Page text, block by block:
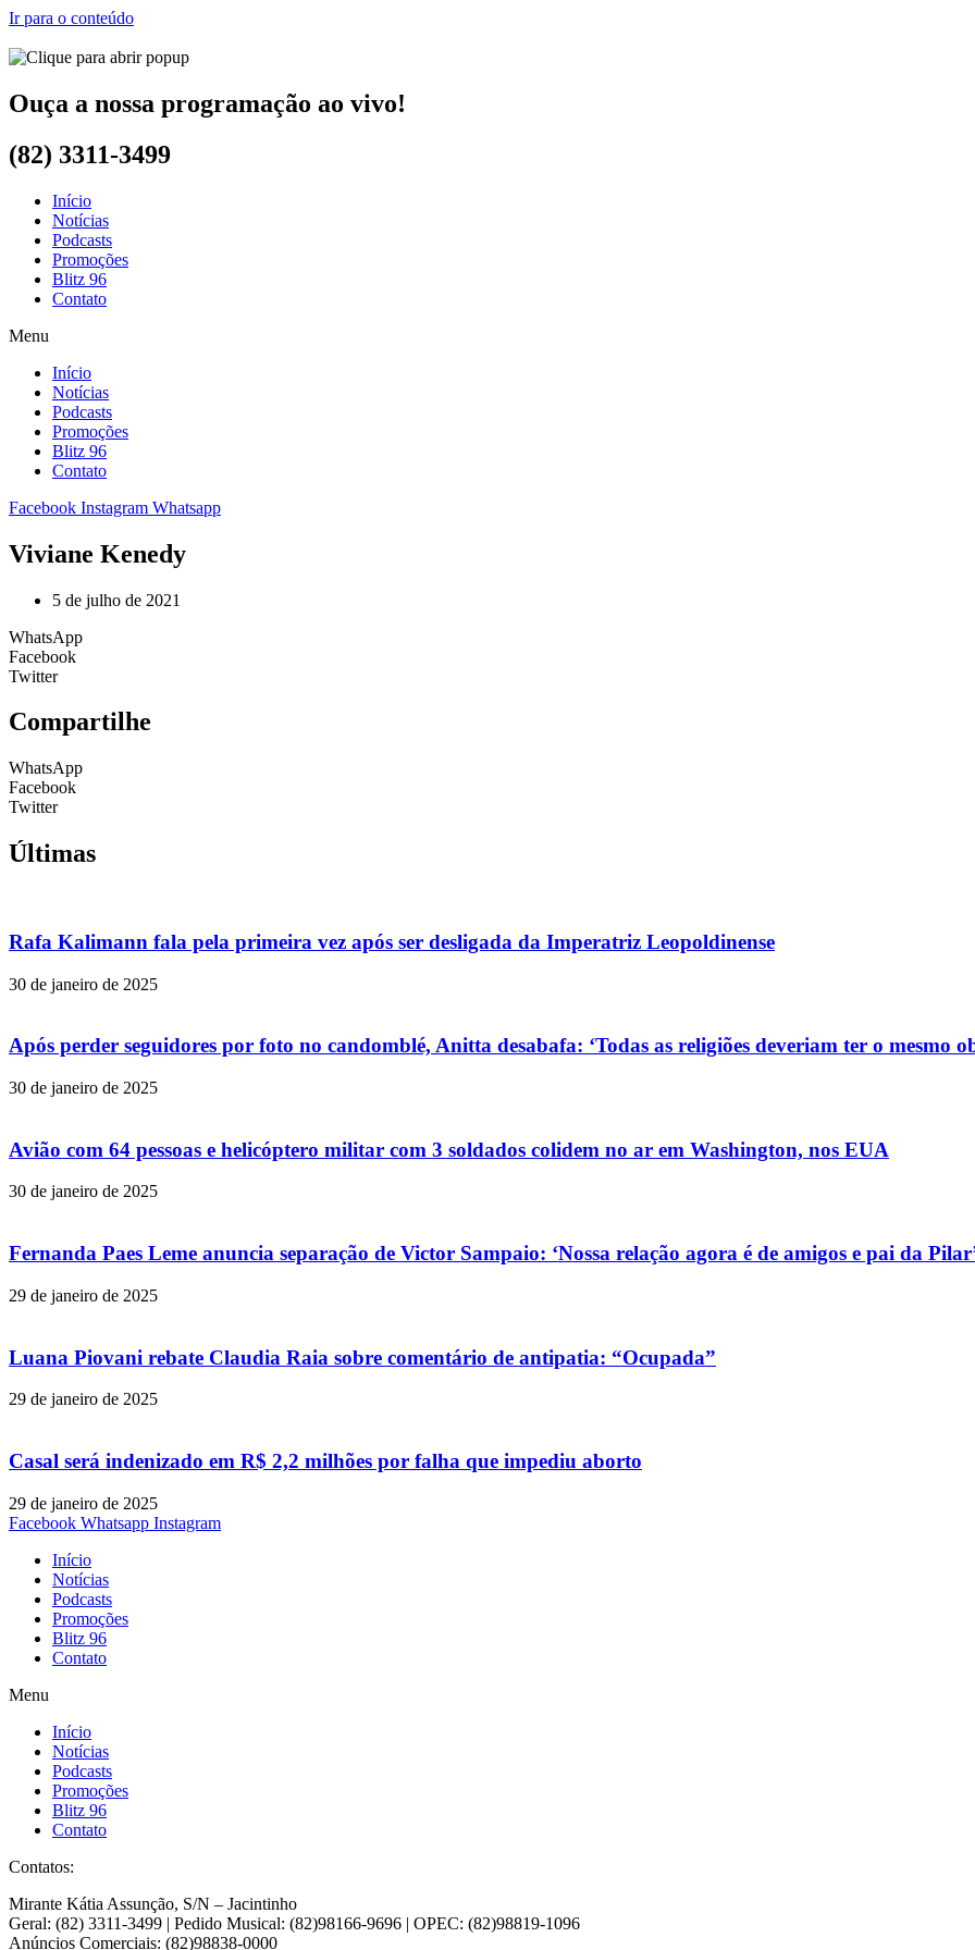
Ir para o conteúdo
Ouça a nossa programação ao vivo!
(82) 3311-3499
Início
Notícias
Podcasts
Promoções
Blitz 96
Contato
Menu
Início
Notícias
Podcasts
Promoções
Blitz 96
Contato
Facebook Instagram Whatsapp
Viviane Kenedy
5 de julho de 2021
WhatsApp
Facebook
Twitter
Compartilhe
WhatsApp
Facebook
Twitter
Últimas
Rafa Kalimann fala pela primeira vez após ser desligada da Imperatriz Leopoldinense
30 de janeiro de 2025
Após perder seguidores por foto no candomblé, Anitta desabafa: ‘Todas as religiões deveriam ter o mesmo
30 de janeiro de 2025
Avião com 64 pessoas e helicóptero militar com 3 soldados colidem no ar em Washington, nos EUA
30 de janeiro de 2025
Fernanda Paes Leme anuncia separação de Victor Sampaio: ‘Nossa relação agora é de amigos e pai da
29 de janeiro de 2025
Luana Piovani rebate Claudia Raia sobre comentário de antipatia: “Ocupada”
29 de janeiro de 2025
Casal será indenizado em R$ 2,2 milhões por falha que impediu aborto
29 de janeiro de 2025
Facebook Whatsapp Instagram
Início
Notícias
Podcasts
Promoções
Blitz 96
Contato
Menu
Início
Notícias
Podcasts
Promoções
Blitz 96
Contato
Contatos:
Mirante Kátia Assunção, S/N – Jacintinho
Geral: (82) 3311-3499 | Pedido Musical: (82)98166-9696 | OPEC: (82)98819-1096
Anúncios Comerciais: (82)98838-0000